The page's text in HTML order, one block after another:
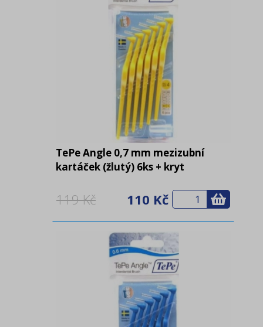
TePe Angle 0,7 mm mezizubní
kartáček (žlutý) 6ks + kryt
119 Kč 110 Kč